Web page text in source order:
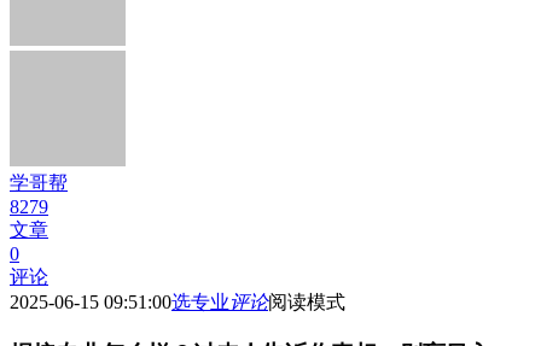
学哥帮
8279
文章
0
评论
2025-06-15 09:51:00选专业评论阅读模式